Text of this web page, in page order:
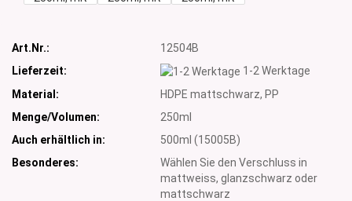
Art.Nr.:
12504B
Lieferzeit:
1-2 Werktage
Material:
HDPE mattschwarz, PP
Menge/Volumen:
250ml
Auch erhältlich in:
500ml (15005B)
Besonderes:
Wählen Sie den Verschluss in
mattweiss, glanzschwarz oder
mattschwarz